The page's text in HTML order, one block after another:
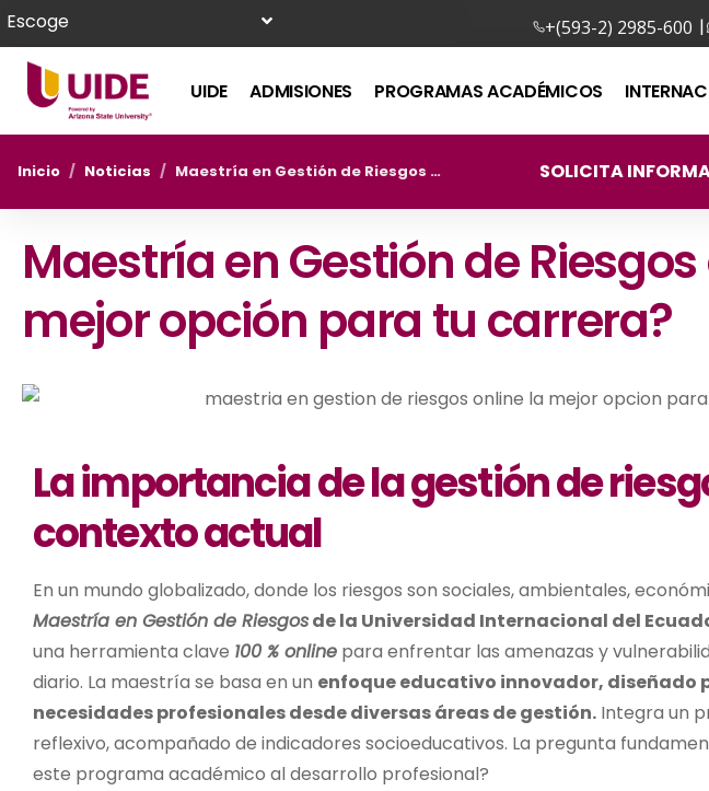
Escoge +(593-2) 2985-600 |
UIDE ADMISIONES PROGRAMAS ACADÉMICOS
Inicio / Noticias / Maestría en Gestión de Riesgos online: ¿La mejor opción para tu carrera? SOLICITA
Maestría en Gestión de Riesgos
mejor opción para tu carrera?
La importancia de la gestión de
contexto actual
En un mundo globalizado, donde los riesgos son sociales, ambientales,
Maestría en Gestión de Riesgosde la Universidad Internacional del
una herramienta clave 100 % online para enfrentar las amenazas y
diario. La maestría se basa en un enfoque educativo innovador, diseñado
necesidades profesionales desde diversas áreas de gestión. Integra un
reflexivo, acompañado de indicadores socioeducativos. La pregunta
este programa académico al desarrollo profesional?